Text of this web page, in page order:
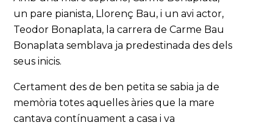
un pare pianista, Llorenç Bau, i un avi actor,
Teodor Bonaplata, la carrera de Carme Bau
Bonaplata semblava ja predestinada des dels
seus inicis.
Certament des de ben petita se sabia ja de
memòria totes aquelles àries que la mare
cantava contínuament a casa i va